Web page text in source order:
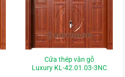
Cửa thép vân gỗ
Luxury KL-42.01.03-3NC